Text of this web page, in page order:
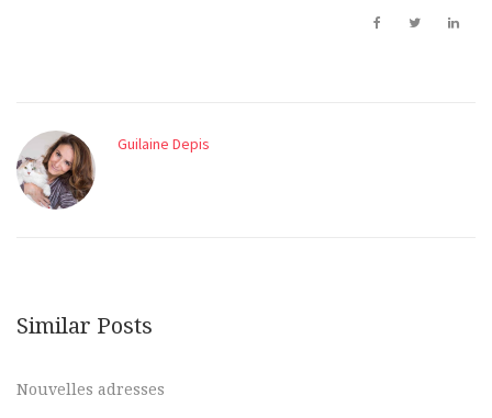
Guilaine Depis
Similar Posts
Nouvelles adresses